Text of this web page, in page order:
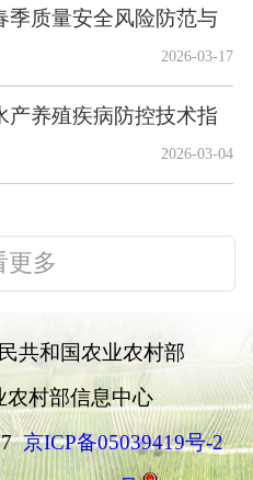
季质量安全风险防范与
2026-03-17
产养殖疾病防控技术指
2026-03-04
更多
共和国农业农村部
农村部信息中心
京ICP备05039419号-2